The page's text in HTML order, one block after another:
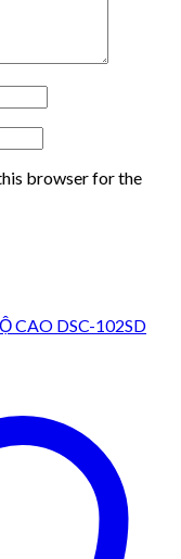
browser for the